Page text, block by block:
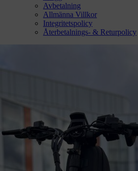
Avbetalning
Allmänna Villkor
Integritetspolicy
Återbetalnings- & Returpolicy